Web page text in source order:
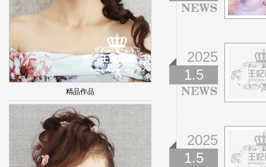
精品作品
2025
1.5
2025
1.5